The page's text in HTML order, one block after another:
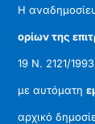
Η
ορίων της
19 Ν. 2121/
με αυτόματη
αρχικό